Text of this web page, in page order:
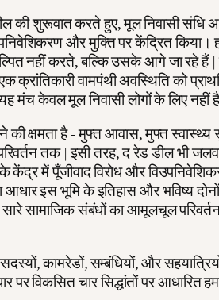
की शुरूवात करते हुए, मूल निवासी संधि
और मुक्ति पर केंद्रित
नहीं करते, बल्कि उसके आगे जा रहे हैं
क्रांतिकारी वामपंथी अवस्थिति को
मंच केवल मूल निवासी लोगों के लिए नहीं
क्षमता है - मुफ्त आवास, मुफ्त स्वास्थ्य
तक | इसी तरह, द रेड डील भी
केंद्र में पूँजीवाद विरोध और
इस भूमि के इतिहास और भविष्य
सामाजिक संबंधों का आमूलचूल
कामरेडों, सम्बंधियों, और
विकसित चार सिद्धांतों पर आधारित